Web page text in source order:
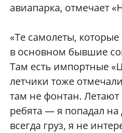
авиапарка, отмечает
«Те самолеты,
в основном бывшие
Там есть импортные
летчики тоже
там не фонтан.
ребята — я попадал на
всегда груз, я не